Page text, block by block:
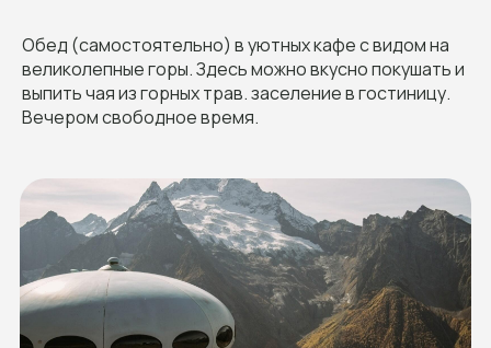
Обед (самостоятельно) в уютных кафе с видом на
великолепные горы. Здесь можно вкусно покушать и
выпить чая из горных трав. заселение в гостиницу.
Вечером свободное время.